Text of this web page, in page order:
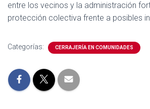
entre los vecinos y la administración
protección colectiva frente a posibles
Categorías: CERRAJERÍA EN COMUNIDADES